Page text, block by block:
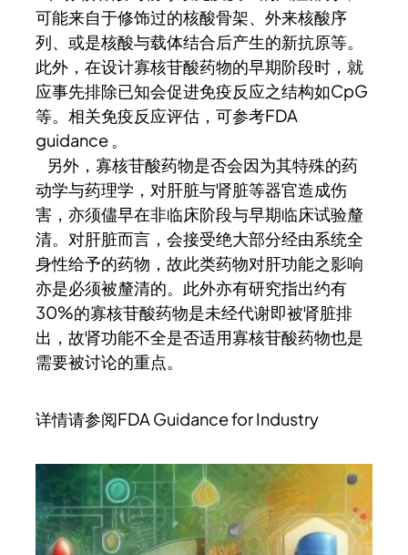
可能来自于修饰过的核酸骨架、外来核酸序
列、或是核酸与载体结合后产生的新抗原等。
此外，在设计寡核苷酸药物的早期阶段时，就
应事先排除已知会促进免疫反应之结构如CpG
等。相关免疫反应评估，可参考FDA
guidance 。
另外，寡核苷酸药物是否会因为其特殊的药
动学与药理学，对肝脏与肾脏等器官造成伤
害，亦须儘早在非临床阶段与早期临床试验釐
清。对肝脏而言，会接受绝大部分经由系统全
身性给予的药物，故此类药物对肝功能之影响
亦是必须被釐清的。此外亦有研究指出约有
30%的寡核苷酸药物是未经代谢即被肾脏排
出，故肾功能不全是否适用寡核苷酸药物也是
需要被讨论的重点。
详情请参阅FDA Guidance for Industry